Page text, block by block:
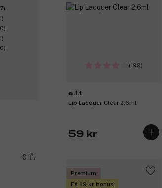
(199)
e.l.f.
Lip Lacquer Clear 2,6ml
59 kr
Premium
Få 69 kr bonus
0